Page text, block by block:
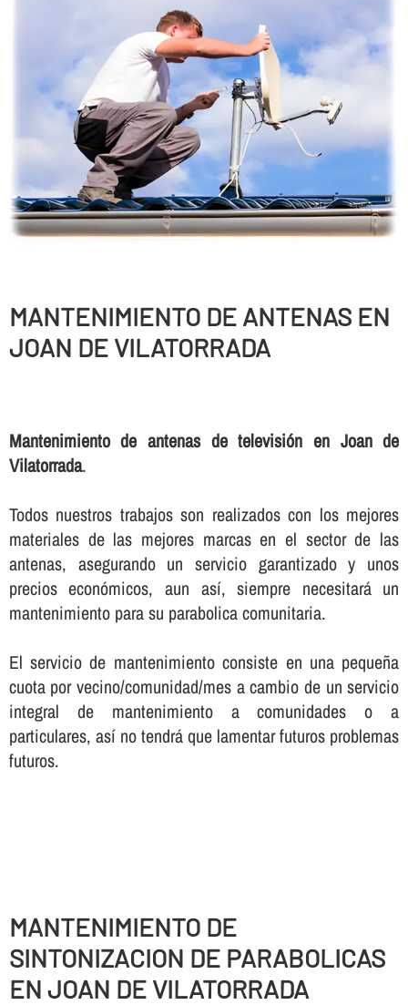
MANTENIMIENTO DE ANTENAS EN
JOAN DE VILATORRADA
Mantenimiento de antenas de televisión en Joan de
Vilatorrada.
Todos nuestros trabajos son realizados con los mejores
materiales de las mejores marcas en el sector de las
antenas, asegurando un servicio garantizado y unos
precios económicos, aun así­, siempre necesitará un
mantenimiento para su parabolica comunitaria.
El servicio de mantenimiento consiste en una pequeña
cuota por vecino/comunidad/mes a cambio de un servicio
integral de mantenimiento a comunidades o a
particulares, así­ no tendrá que lamentar futuros problemas
futuros.
MANTENIMIENTO DE
SINTONIZACION DE PARABOLICAS
EN JOAN DE VILATORRADA